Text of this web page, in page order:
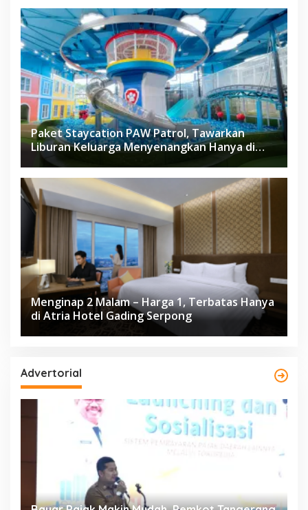
Paket Staycation PAW Patrol, Tawarkan
Liburan Keluarga Menyenangkan Hanya di
Herloom Hotel BSD
Menginap 2 Malam – Harga 1, Terbatas Hanya
di Atria Hotel Gading Serpong
Advertorial